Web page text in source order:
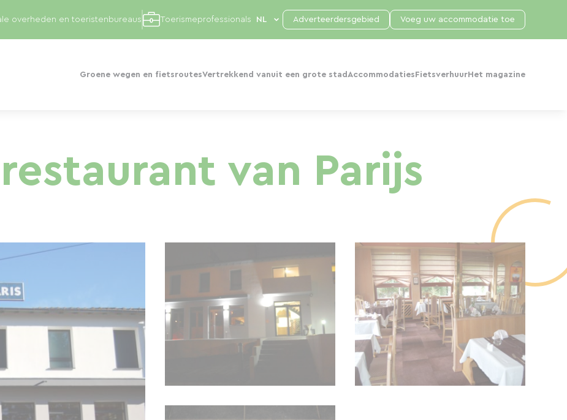
Groene wegen en fietsroutesVertrekkend vanuit een grote stad Accommodaties Fietsverhuur Het magazine
overheden en toeristenbureaus Toerismeprofessionals Adverteerdersgebied Voeg uw accommodatie toe
van Parijs